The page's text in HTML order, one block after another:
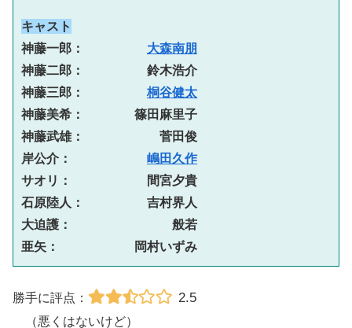
キャスト
神藤一郎： 大森南朋
神藤二郎：　　　　　鈴木浩介
神藤三郎： 桐谷健太
神藤美希：　　　　篠田麻里子
神藤武雄：　　　　　　菅田俊
岸公介： 嶋田久作
サオリ：　　　　　　間宮夕貴
石原陸人：　　　　　吉村界人
大迫護：　　　　　　　　般若
亜矢：　　　　　　岡村いずみ
勝手に評点： 2.5
（悪くはないけど）